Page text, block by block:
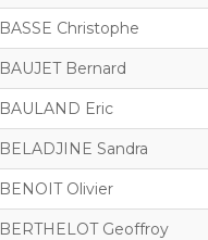
BASSE Christophe
BAUJET Bernard
BAULAND Eric
BELADJINE Sandra
BENOIT Olivier
BERTHELOT Geoffroy